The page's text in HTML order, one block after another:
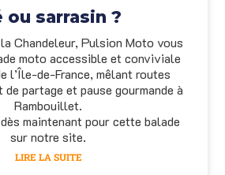
ou sarrasin ?
Chandeleur, Pulsion Moto vous
moto accessible et conviviale
l’Île-de-France, mêlant routes
partage et pause gourmande à
Rambouillet.
maintenant pour cette balade
sur notre site.
LIRE LA SUITE